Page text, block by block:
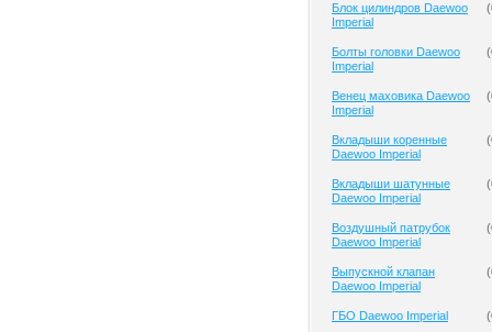
Блок цилиндров Daewoo
Imperial
(
Болты головки Daewoo
Imperial
(
Венец маховика Daewoo
Imperial
(
Вкладыши коренные
Daewoo Imperial
(
Вкладыши шатунные
Daewoo Imperial
(
Воздушный патрубок
Daewoo Imperial
(
Выпускной клапан
Daewoo Imperial
(
ГБО Daewoo Imperial (